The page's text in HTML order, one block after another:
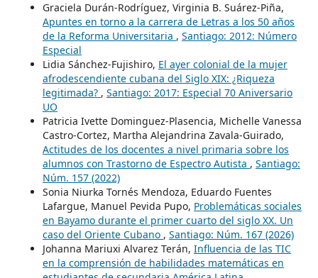
Graciela Durán-Rodríguez, Virginia B. Suárez-Piña,
Apuntes en torno a la carrera de Letras a los 50 años
de la Reforma Universitaria , Santiago: 2012: Número
Especial
Lidia Sánchez-Fujishiro, El ayer colonial de la mujer
afrodescendiente cubana del Siglo XIX: ¿Riqueza
legitimada? , Santiago: 2017: Especial 70 Aniversario
UO
Patricia Ivette Dominguez-Plasencia, Michelle Vanessa
Castro-Cortez, Martha Alejandrina Zavala-Guirado,
Actitudes de los docentes a nivel primaria sobre los
alumnos con Trastorno de Espectro Autista , Santiago:
Núm. 157 (2022)
Sonia Niurka Tornés Mendoza, Eduardo Fuentes
Lafargue, Manuel Pevida Pupo, Problemáticas sociales
en Bayamo durante el primer cuarto del siglo XX. Un
caso del Oriente Cubano , Santiago: Núm. 167 (2026)
Johanna Mariuxi Alvarez Terán, Influencia de las TIC
en la comprensión de habilidades matemáticas en